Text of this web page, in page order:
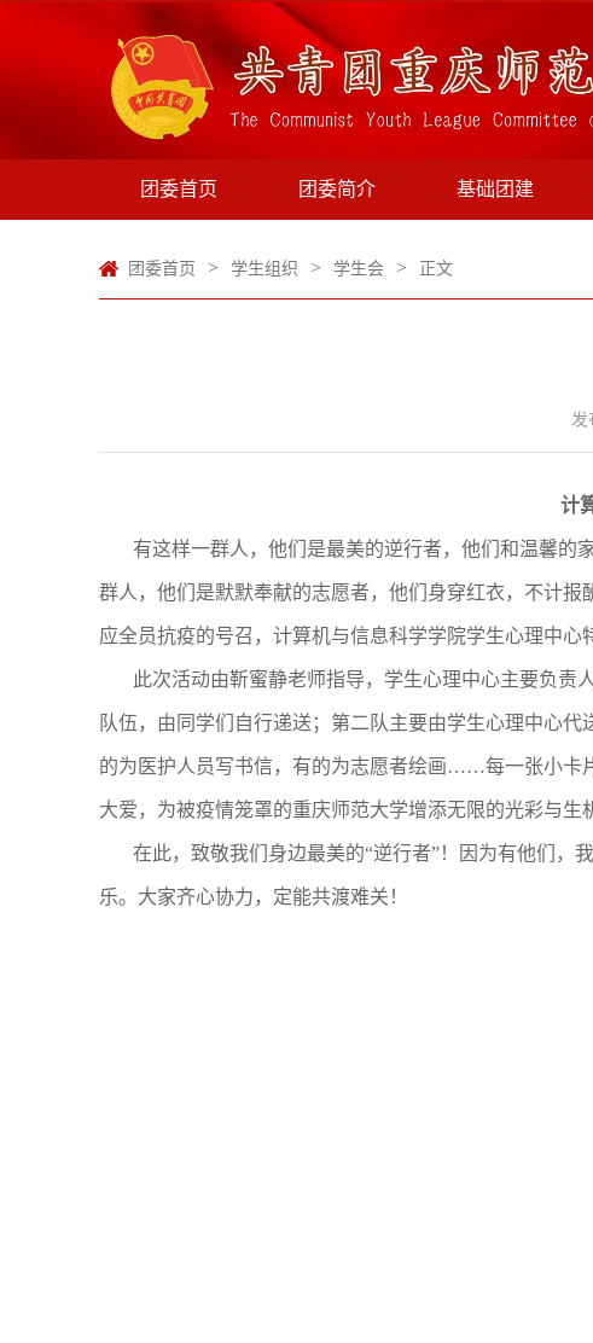
团委首页 团委简介 基础团建
团委首页 > 学生组织 > 学生会 > 正文
发
计
有这样一群人，他们是最美的逆行者，他们和温馨的
群人，他们是默默奉献的志愿者，他们身穿红衣，不计
应全员抗疫的号召，计算机与信息科学学院学生心理中心
此次活动由靳蜜静老师指导，学生心理中心主要负责
队伍，由同学们自行递送；第二队主要由学生心理中心
的为医护人员写书信，有的为志愿者绘画……每一张小卡
大爱，为被疫情笼罩的重庆师范大学增添无限的光彩与生
在此， 致敬我们身边最美的“逆行者”！ 因为有他们，
乐。大家齐心协力，定能共渡难关！